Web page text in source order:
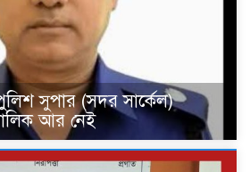
সুপার (সদর সার্কেল)
আর নেই